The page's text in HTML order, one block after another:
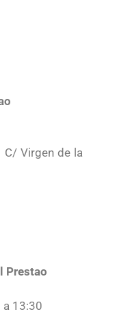
en:
de la
Prestao
a 13:30